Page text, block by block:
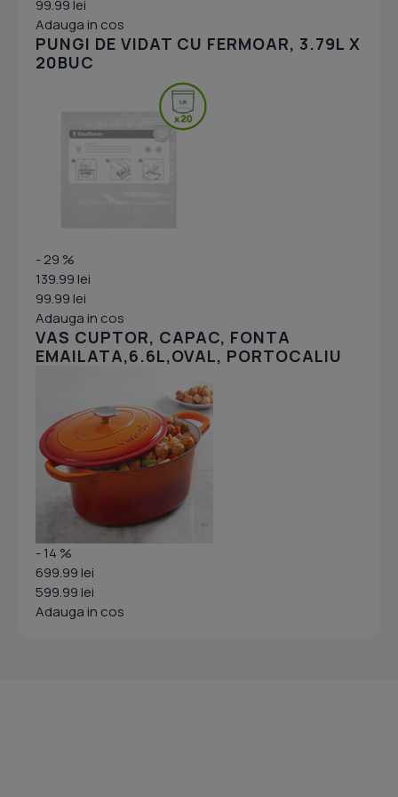
99.99 lei
Adauga in cos
PUNGI DE VIDAT CU FERMOAR, 3.79L X
20BUC
- 29 %
139.99 lei
99.99 lei
Adauga in cos
VAS CUPTOR, CAPAC, FONTA
EMAILATA,6.6L,OVAL, PORTOCALIU
- 14 %
699.99 lei
599.99 lei
Adauga in cos